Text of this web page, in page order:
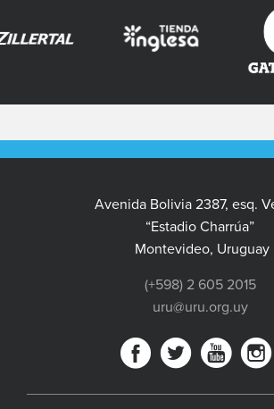
Avenida Bolivia 2387, esq.
“Estadio Charrúa”
Montevideo, Uruguay
(+598) 2 605 2015
uru@uru.org.uy